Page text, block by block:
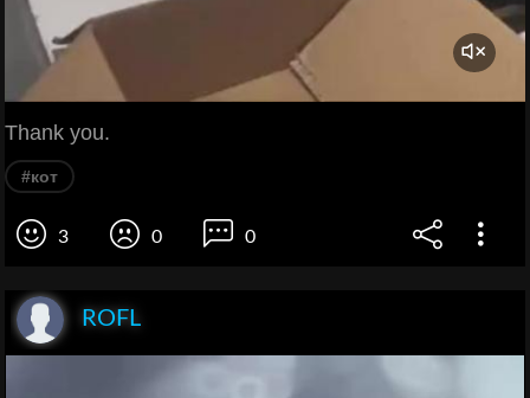
Thank you.
#кот
3 0 0
ROFL